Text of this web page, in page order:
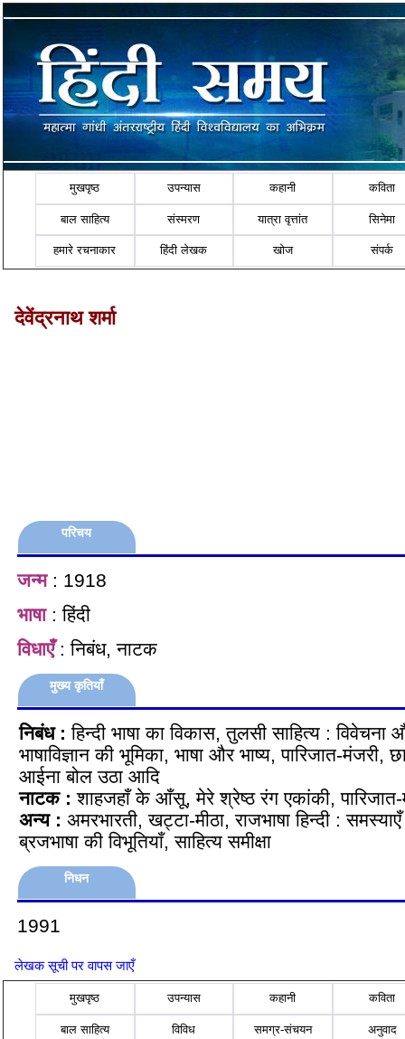
मुखपृष्ठ उपन्यास कहानी कविता
बाल साहित्य संस्मरण यात्रा वृत्तांत सिनेमा
हमारे रचनाकार हिंदी लेखक खोज संपर्क
देवेंद्रनाथ शर्मा
परिचय
जन्म: 1918
भाषा: हिंदी
विधाएँ: निबंध, नाटक
मुख्य कृतियाँ
निबंध : हिन्दी भाषा का विकास, तुलसी साहित्य :
भाषाविज्ञान की भूमिका, भाषा और भाष्य, पारिजात-मंजरी,
आईना बोल उठा आदि
नाटक: शाहजहाँ के आँसू, मेरे श्रेष्ठ रंग एकांकी, पारिजात-
अन्य : अमरभारती, खट्टा-मीठा, राजभाषा हिन्दी :
ब्रजभाषा की विभूतियाँ, साहित्य समीक्षा
निधन
1991
लेखक सूची पर वापस जाएँ
मुखपृष्ठ उपन्यास कहानी कविता
बाल साहित्य विविध समग्र-संचयन अनुवाद